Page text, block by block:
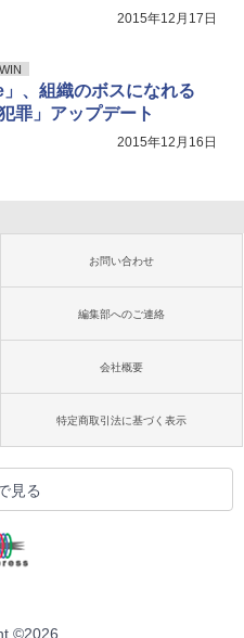
2015年12月17日
WIN
」、組織のボスになれる
罪」アップデート
2015年12月16日
お問い合わせ
編集部へのご連絡
会社概要
特定商取引法に基づく表示
見る
©2026